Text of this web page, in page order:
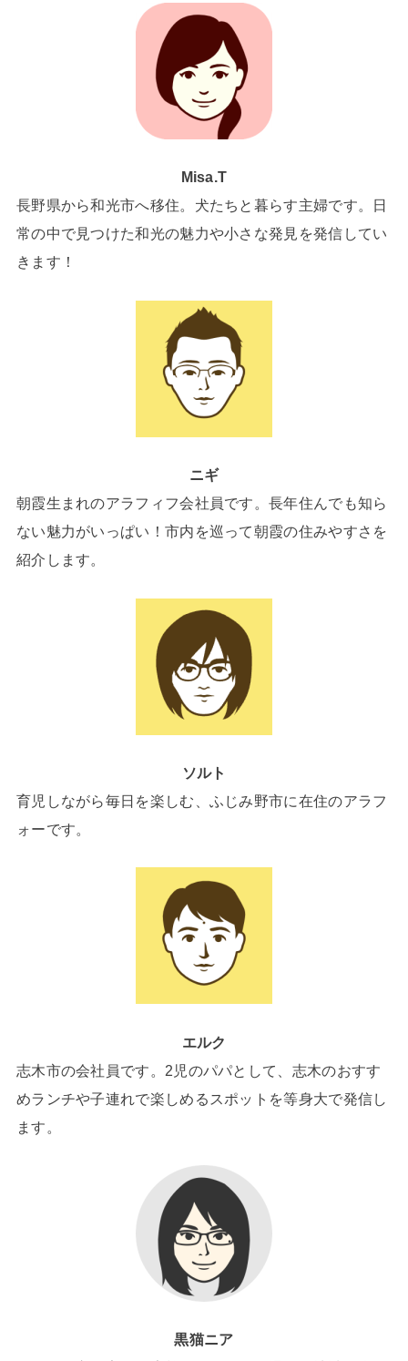
Misa.T
長野県から和光市へ移住。犬たちと暮らす主婦です。日
常の中で見つけた和光の魅力や小さな発見を発信してい
きます！
ニギ
朝霞生まれのアラフィフ会社員です。長年住んでも知ら
ない魅力がいっぱい！市内を巡って朝霞の住みやすさを
紹介します。
ソルト
育児しながら毎日を楽しむ、ふじみ野市に在住のアラフ
ォーです。
エルク
志木市の会社員です。2児のパパとして、志木のおすす
めランチや子連れで楽しめるスポットを等身大で発信し
ます。
黒猫ニア